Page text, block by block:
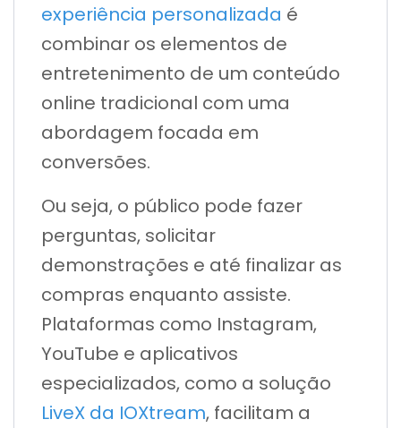
experiência personalizada é
combinar os elementos de
entretenimento de um conteúdo
online tradicional com uma
abordagem focada em
conversões.
Ou seja, o público pode fazer
perguntas, solicitar
demonstrações e até finalizar as
compras enquanto assiste.
Plataformas como Instagram,
YouTube e aplicativos
especializados, como a solução
LiveX da IOXtream, facilitam a